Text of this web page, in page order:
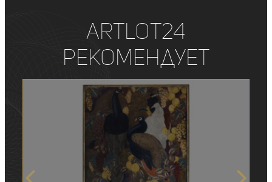
ArtLot24
рекомендует